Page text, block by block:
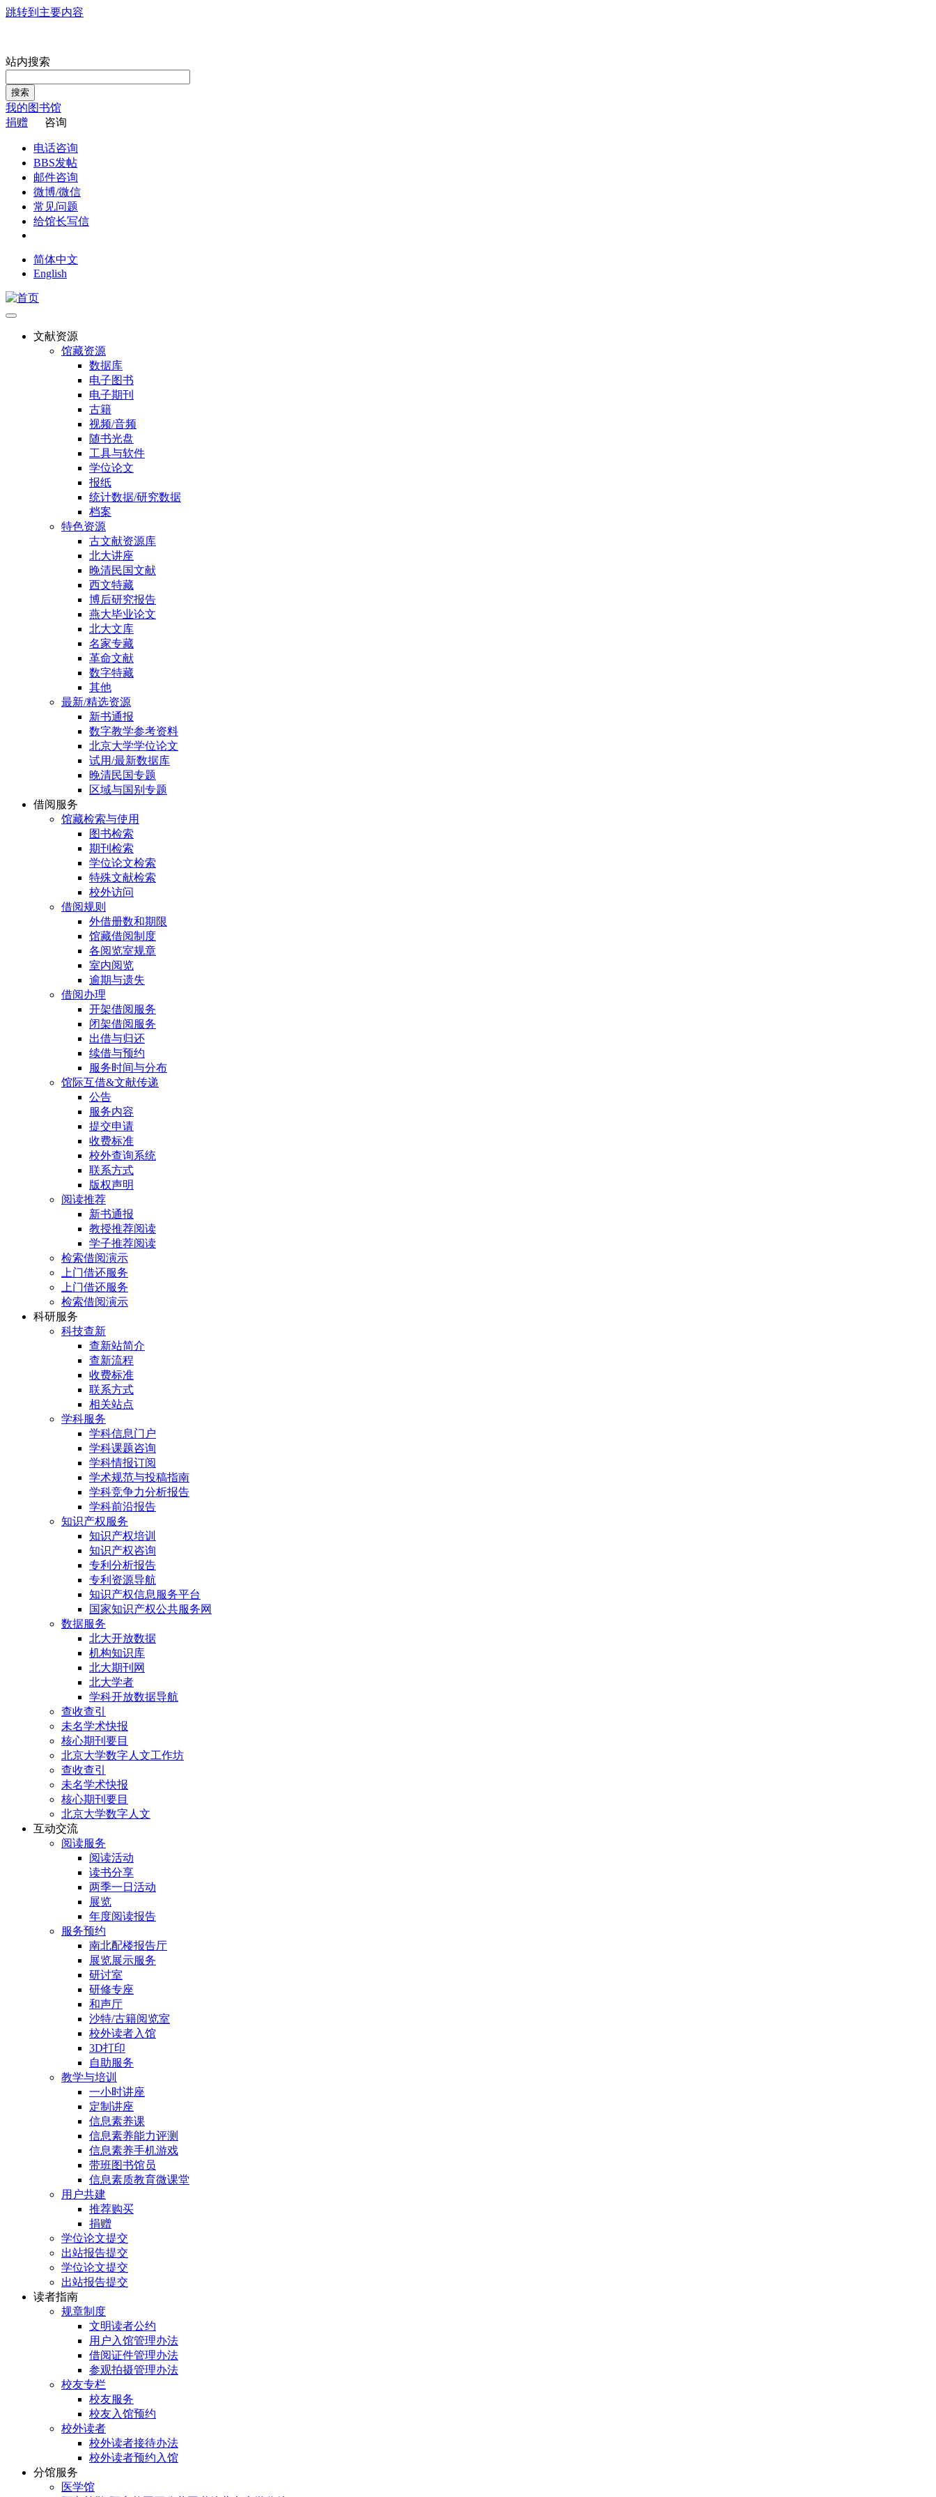
跳转到主要内容
站内搜索
搜索
我的图书馆
捐赠
咨询
电话咨询
BBS发帖
邮件咨询
微博/微信
常见问题
给馆长写信
简体中文
English
文献资源
馆藏资源
数据库
电子图书
电子期刊
古籍
视频/音频
随书光盘
工具与软件
学位论文
报纸
统计数据/研究数据
档案
特色资源
古文献资源库
北大讲座
晚清民国文献
西文特藏
博后研究报告
燕大毕业论文
北大文库
名家专藏
革命文献
数字特藏
其他
最新/精选资源
新书通报
数字教学参考资料
北京大学学位论文
试用/最新数据库
晚清民国专题
区域与国别专题
借阅服务
馆藏检索与使用
图书检索
期刊检索
学位论文检索
特殊文献检索
校外访问
借阅规则
外借册数和期限
馆藏借阅制度
各阅览室规章
室内阅览
逾期与遗失
借阅办理
开架借阅服务
闭架借阅服务
出借与归还
续借与预约
服务时间与分布
馆际互借&文献传递
公告
服务内容
提交申请
收费标准
校外查询系统
联系方式
版权声明
阅读推荐
新书通报
教授推荐阅读
学子推荐阅读
检索借阅演示
上门借还服务
上门借还服务
检索借阅演示
科研服务
科技查新
查新站简介
查新流程
收费标准
联系方式
相关站点
学科服务
学科信息门户
学科课题咨询
学科情报订阅
学术规范与投稿指南
学科竞争力分析报告
学科前沿报告
知识产权服务
知识产权培训
知识产权咨询
专利分析报告
专利资源导航
知识产权信息服务平台
国家知识产权公共服务网
数据服务
北大开放数据
机构知识库
北大期刊网
北大学者
学科开放数据导航
查收查引
未名学术快报
核心期刊要目
北京大学数字人文工作坊
查收查引
未名学术快报
核心期刊要目
北京大学数字人文
互动交流
阅读服务
阅读活动
读书分享
两季一日活动
展览
年度阅读报告
服务预约
南北配楼报告厅
展览展示服务
研讨室
研修专座
和声厅
沙特/古籍阅览室
校外读者入馆
3D打印
自助服务
教学与培训
一小时讲座
定制讲座
信息素养课
信息素养能力评测
信息素养手机游戏
带班图书馆员
信息素质教育微课堂
用户共建
推荐购买
捐赠
学位论文提交
出站报告提交
学位论文提交
出站报告提交
读者指南
规章制度
文明读者公约
用户入馆管理办法
借阅证件管理办法
参观拍摄管理办法
校友专栏
校友服务
校友入馆预约
校外读者
校外读者接待办法
校外读者预约入馆
分馆服务
医学馆